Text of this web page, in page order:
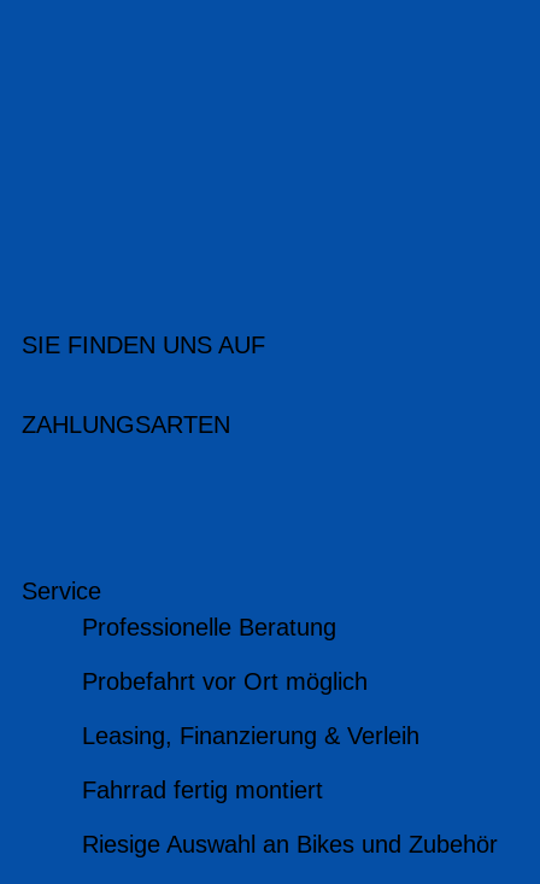
SIE FINDEN UNS AUF
ZAHLUNGSARTEN
Service
Professionelle Beratung
Probefahrt vor Ort möglich
Leasing, Finanzierung & Verleih
Fahrrad fertig montiert
Riesige Auswahl an Bikes und Zubehör